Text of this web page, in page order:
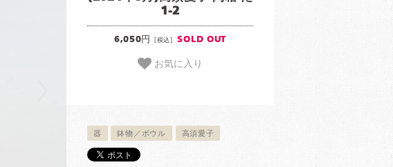
1-2
6,050円 [税込] SOLD OUT
お気に入り
器 鉢物／ボウル 高須愛子